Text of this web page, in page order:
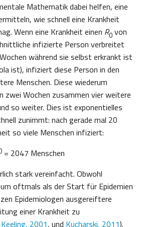
Mathematik dabei helfen, eine
wie schnell eine Krankheit
Wenn eine Krankheit einen R0 von
infizierte Person verbreitet
während sie selbst erkrankt ist
ist), infiziert diese Person in den
Menschen. Diese wiederum
zwei Wochen zusammen vier weitere
so weiter. Dies ist exponentielles
zunimmt: nach gerade mal 20
so viele Menschen infiziert:
= 2047 Menschen
stark vereinfacht. Obwohl
oftmals als der Start für Epidemien
Epidemiologen ausgereiftere
einer Krankheit zu
Keeling, 2001, und Kucharski, 2011).